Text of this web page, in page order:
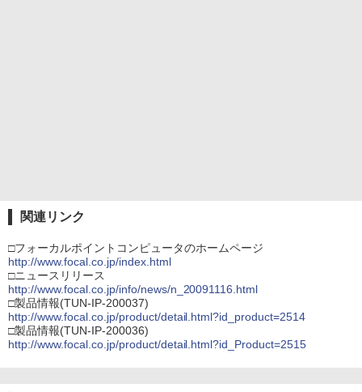
関連リンク
□フォーカルポイントコンピュータのホームページ
http://www.focal.co.jp/index.html
□ニュースリリース
http://www.focal.co.jp/info/news/n_20091116.html
□製品情報(TUN-IP-200037)
http://www.focal.co.jp/product/detail.html?id_product=2514
□製品情報(TUN-IP-200036)
http://www.focal.co.jp/product/detail.html?id_Product=2515